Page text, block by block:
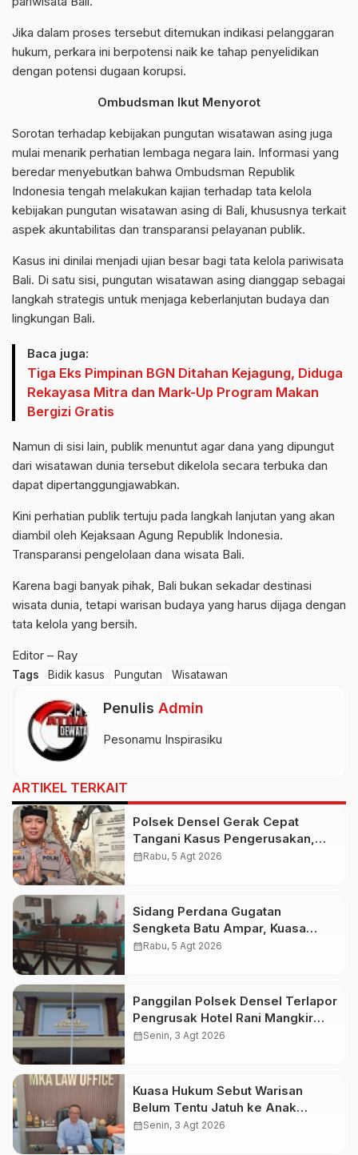
Jika dalam proses tersebut ditemukan indikasi pelanggaran
hukum, perkara ini berpotensi naik ke tahap penyelidikan
dengan potensi dugaan korupsi.
Ombudsman Ikut Menyorot
Sorotan terhadap kebijakan pungutan wisatawan asing juga
mulai menarik perhatian lembaga negara lain. Informasi yang
beredar menyebutkan bahwa Ombudsman Republik
Indonesia tengah melakukan kajian terhadap tata kelola
kebijakan pungutan wisatawan asing di Bali, khususnya terkait
aspek akuntabilitas dan transparansi pelayanan publik.
Kasus ini dinilai menjadi ujian besar bagi tata kelola pariwisata
Bali. Di satu sisi, pungutan wisatawan asing dianggap sebagai
langkah strategis untuk menjaga keberlanjutan budaya dan
lingkungan Bali.
Baca juga:
Tiga Eks Pimpinan BGN Ditahan Kejagung, Diduga
Rekayasa Mitra dan Mark-Up Program Makan
Bergizi Gratis
Namun di sisi lain, publik menuntut agar dana yang dipungut
dari wisatawan dunia tersebut dikelola secara terbuka dan
dapat dipertanggungjawabkan.
Kini perhatian publik tertuju pada langkah lanjutan yang akan
diambil oleh Kejaksaan Agung Republik Indonesia.
Transparansi pengelolaan dana wisata Bali.
Karena bagi banyak pihak, Bali bukan sekadar destinasi
wisata dunia, tetapi warisan budaya yang harus dijaga dengan
tata kelola yang bersih.
Editor – Ray
Tags Bidik kasus Pungutan Wisatawan
Penulis Admin
Pesonamu Inspirasiku
ARTIKEL TERKAIT
Polsek Densel Gerak Cepat
Tangani Kasus Pengerusakan,
Kapolsek: Kami Sudah Koordinasi
calendar_monthRabu, 5 Agt 2026
Sidang Perdana Gugatan
Sengketa Batu Ampar, Kuasa
Hukum Sebut Tak Ikut Tergugat di
calendar_monthRabu, 5 Agt 2026
Panggilan Polsek Densel Terlapor
Pengrusak Hotel Rani Mangkir
Keluar Negeri, Ternyata Masih di
calendar_monthSenin, 3 Agt 2026
Kuasa Hukum Sebut Warisan
Belum Tentu Jatuh ke Anak
Kandung, Jero Mangku “Merusak
calendar_monthSenin, 3 Agt 2026